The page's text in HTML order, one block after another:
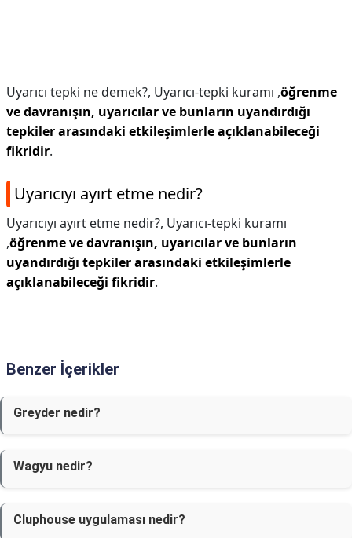
Uyarıcı tepki ne demek?, Uyarıcı-tepki kuramı ,öğrenme
ve davranışın, uyarıcılar ve bunların uyandırdığı
tepkiler arasındaki etkileşimlerle açıklanabileceği
fikridir.
Uyarıcıyı ayırt etme nedir?
Uyarıcıyı ayırt etme nedir?, Uyarıcı-tepki kuramı
,öğrenme ve davranışın, uyarıcılar ve bunların
uyandırdığı tepkiler arasındaki etkileşimlerle
açıklanabileceği fikridir.
Benzer İçerikler
Greyder nedir?
Wagyu nedir?
Cluphouse uygulaması nedir?